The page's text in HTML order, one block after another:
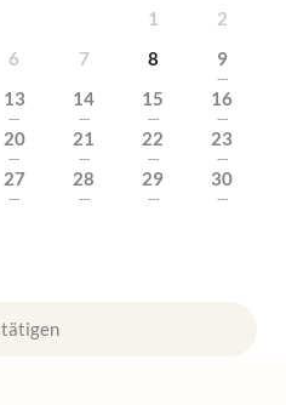
1
2
6 7 8 9
---
13
---
14
---
15
---
16
---
20
---
21
---
22
---
23
---
27
---
28
---
29
---
30
---